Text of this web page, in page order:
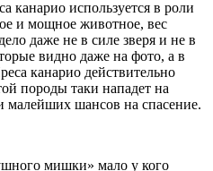
канарио используется в роли
и мощное животное, вес
даже не в силе зверя и не в
видно даже на фото, а в
канарио действительно
породы таки нападет на
малейших шансов на спасение.
мишки» мало у кого